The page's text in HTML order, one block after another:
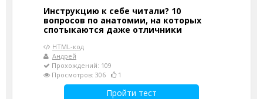
Инструкцию к себе читали? 10
вопросов по анатомии, на которых
спотыкаются даже отличники
HTML-код
Андрей
Прохождений: 109
Просмотров: 306
1
Пройти тест